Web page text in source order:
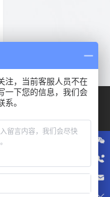
注，当前客服人员不在
一下您的信息，我们会
系。